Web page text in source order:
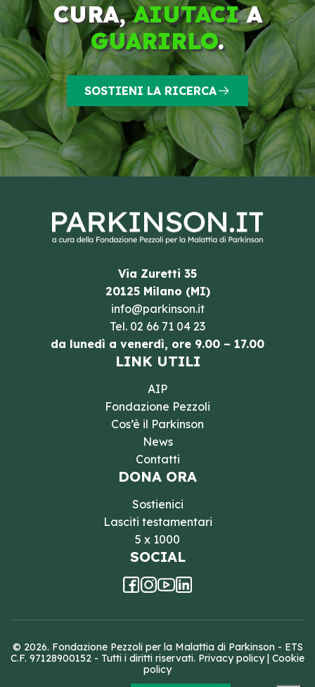
CURA,AIUTACIA
GUARIRLO.
SOSTIENI LA RICERCA
Via Zuretti 35
20125 Milano (MI)
info@parkinson.it
Tel. 02 66 71 04 23
da lunedì a venerdì, ore 9.00 – 17.00
LINK UTILI
AIP
Fondazione Pezzoli
Cos’è il Parkinson
News
Contatti
DONA ORA
Sostienici
Lasciti testamentari
5 x 1000
SOCIAL
© 2026. Fondazione Pezzoli per la Malattia di Parkinson - ETS
C.F. 97128900152 - Tutti i diritti riservati. Privacy policy| Cookie
policy